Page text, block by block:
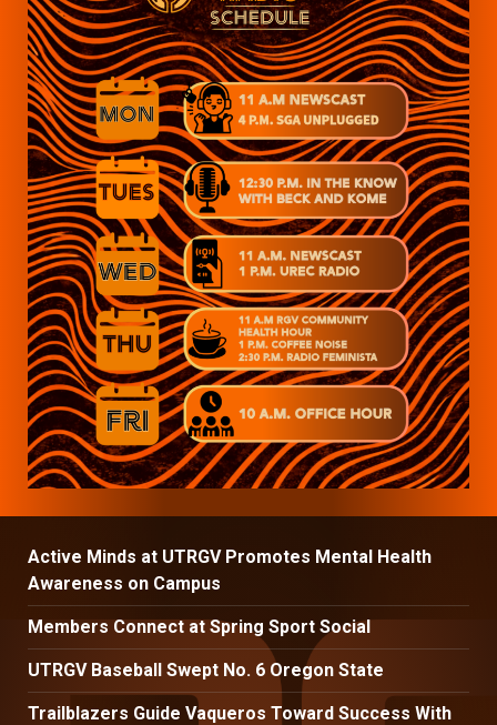
Active Minds at UTRGV Promotes Mental Health
Awareness on Campus
Members Connect at Spring Sport Social
UTRGV Baseball Swept No. 6 Oregon State
Trailblazers Guide Vaqueros Toward Success With